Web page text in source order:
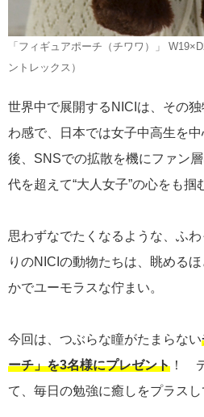
「フィギュアポーチ（チワワ）」
ントレックス）
世界中で展開するNICIは、その
わ感で、日本では女子中高生を
後、SNSでの拡散を機にファン
代を超えて“大人女子”の心をも掴
思わずなでたくなるような、ふ
りのNICIの動物たちは、眺める
かでユーモラスな佇まい。
今回は、つぶらな瞳がたまらない
ーチ」を3名様にプレゼント ！
て、毎日の勉強に癒しをプラスし